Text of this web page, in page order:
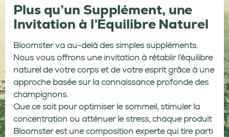
Plus qu’un Supplément, une
Invitation à l’Équilibre Naturel
Bloomster va au-delà des simples suppléments.
Nous vous offrons une invitation à rétablir l’équilibre
naturel de votre corps et de votre esprit grâce à une
approche basée sur la connaissance profonde des
champignons.
Que ce soit pour optimiser le sommeil, stimuler la
concentration ou atténuer le stress, chaque produit
Bloomster est une composition experte qui tire parti